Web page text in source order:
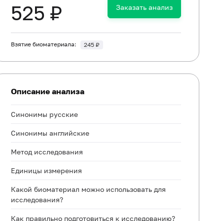
525 ₽ Заказать анализ
Взятие биоматериала: 245 ₽
Описание анализа
Синонимы русские
Синонимы английские
Метод исследования
Единицы измерения
Какой биоматериал можно использовать для
исследования?
Как правильно подготовиться к исследованию?